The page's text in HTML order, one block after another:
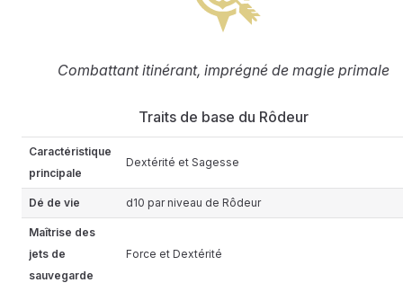
Combattant itinérant, imprégné de magie primale
Caractéristique
principale
Dextérité et Sagesse
Dé de vie d10 par niveau de Rôdeur
Maîtrise des
jets de
sauvegarde
Force et Dextérité
Traits de base du Rôdeur